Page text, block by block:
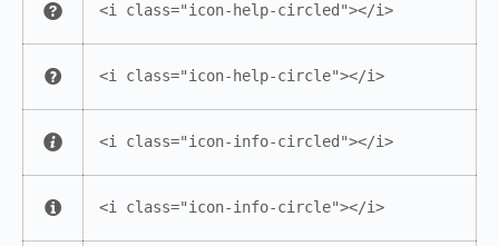
<i class="icon-help-circled"></i>
<i class="icon-help-circle"></i>
<i class="icon-info-circled"></i>
<i class="icon-info-circle"></i>